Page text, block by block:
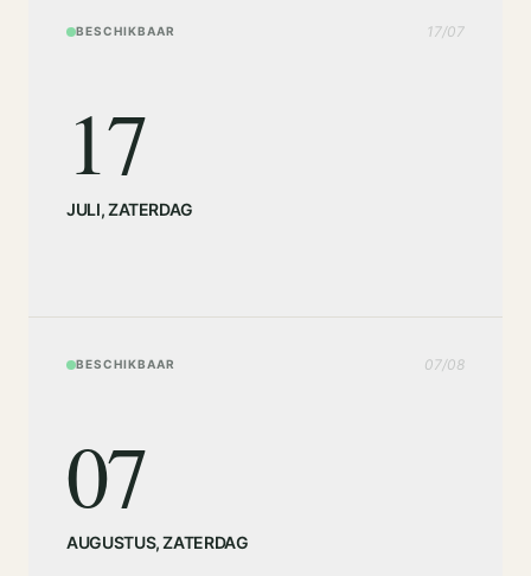
BESCHIKBAAR 17/07
17
JULI,ZATERDAG
BESCHIKBAAR 07/08
07
AUGUSTUS,ZATERDAG